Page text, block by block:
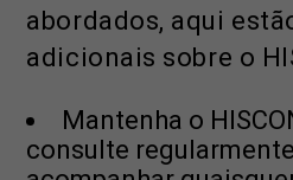
abordados, aqui
adicionais sobre o
Mantenha o
consulte